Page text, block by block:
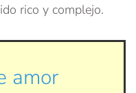
rico y complejo.
amor